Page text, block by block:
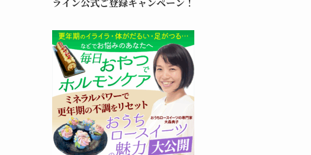
ライン公式ご登録キャンペーン ！